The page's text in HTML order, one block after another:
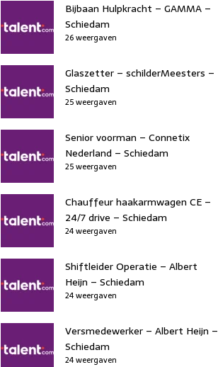
Bijbaan Hulpkracht – GAMMA –
Schiedam
26 weergaven
Glaszetter – schilderMeesters –
Schiedam
25 weergaven
Senior voorman – Connetix
Nederland – Schiedam
25 weergaven
Chauffeur haakarmwagen CE –
24/7 drive – Schiedam
24 weergaven
Shiftleider Operatie – Albert
Heijn – Schiedam
24 weergaven
Versmedewerker – Albert Heijn –
Schiedam
24 weergaven